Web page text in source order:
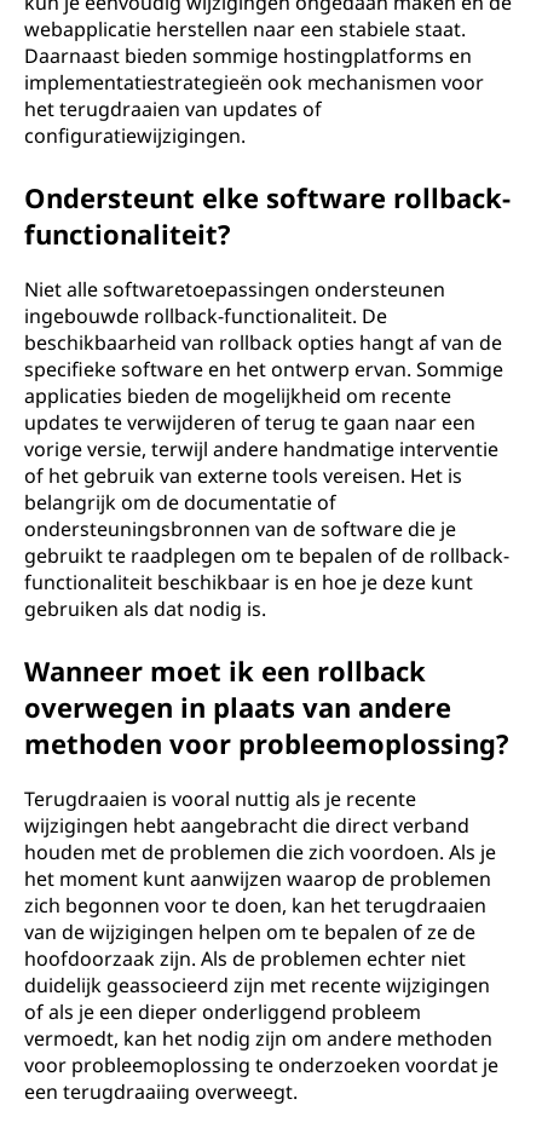
webapplicatie herstellen naar een stabiele staat.
Daarnaast bieden sommige hostingplatforms en
implementatiestrategieën ook mechanismen voor
het terugdraaien van updates of
configuratiewijzigingen.
Ondersteunt elke software rollback-
functionaliteit?
Niet alle softwaretoepassingen ondersteunen
ingebouwde rollback-functionaliteit. De
beschikbaarheid van rollback opties hangt af van de
specifieke software en het ontwerp ervan. Sommige
applicaties bieden de mogelijkheid om recente
updates te verwijderen of terug te gaan naar een
vorige versie, terwijl andere handmatige interventie
of het gebruik van externe tools vereisen. Het is
belangrijk om de documentatie of
ondersteuningsbronnen van de software die je
gebruikt te raadplegen om te bepalen of de rollback-
functionaliteit beschikbaar is en hoe je deze kunt
gebruiken als dat nodig is.
Wanneer moet ik een rollback
overwegen in plaats van andere
methoden voor probleemoplossing?
Terugdraaien is vooral nuttig als je recente
wijzigingen hebt aangebracht die direct verband
houden met de problemen die zich voordoen. Als je
het moment kunt aanwijzen waarop de problemen
zich begonnen voor te doen, kan het terugdraaien
van de wijzigingen helpen om te bepalen of ze de
hoofdoorzaak zijn. Als de problemen echter niet
duidelijk geassocieerd zijn met recente wijzigingen
of als je een dieper onderliggend probleem
vermoedt, kan het nodig zijn om andere methoden
voor probleemoplossing te onderzoeken voordat je
een terugdraaiing overweegt.